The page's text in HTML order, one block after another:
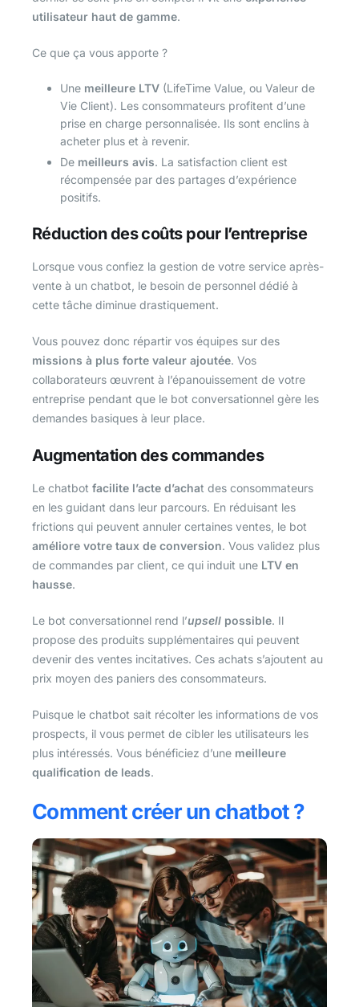
utilisateur haut de gamme.
Ce que ça vous apporte ?
Une meilleure LTV (LifeTime Value, ou Valeur de
Vie Client). Les consommateurs profitent d’une
prise en charge personnalisée. Ils sont enclins à
acheter plus et à revenir.
De meilleurs avis. La satisfaction client est
récompensée par des partages d’expérience
positifs.
Réduction des coûts pour l’entreprise
Lorsque vous confiez la gestion de votre service après-
vente à un chatbot, le besoin de personnel dédié à
cette tâche diminue drastiquement.
Vous pouvez donc répartir vos équipes sur des
missions à plus forte valeur ajoutée. Vos
collaborateurs œuvrent à l’épanouissement de votre
entreprise pendant que le bot conversationnel gère les
demandes basiques à leur place.
Augmentation des commandes
Le chatbot facilite l’acte d’achat des consommateurs
en les guidant dans leur parcours. En réduisant les
frictions qui peuvent annuler certaines ventes, le bot
améliore votre taux de conversion. Vous validez plus
de commandes par client, ce qui induit une LTV en
hausse.
Le bot conversationnel rend l’upsell possible. Il
propose des produits supplémentaires qui peuvent
devenir des ventes incitatives. Ces achats s’ajoutent au
prix moyen des paniers des consommateurs.
Puisque le chatbot sait récolter les informations de vos
prospects, il vous permet de cibler les utilisateurs les
plus intéressés. Vous bénéficiez d’une meilleure
qualification de leads.
Comment créer un chatbot ?